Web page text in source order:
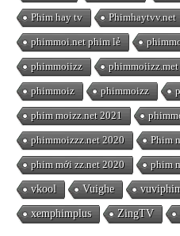
Phim hay tv Phimhaytvv.net
phimmoi.net phim lẻ
phimmoiizz phimmoiizz.met
phimmoiz phimmoizz
phim moizz.net 2021
phimmoizzz.net 2020 Phim
phim mới zz.net 2020 phim
vkool Vuighe
xemphimplus ZingTV